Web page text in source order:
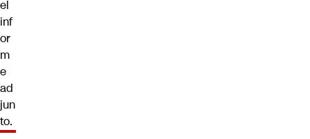
el
inf
or
m
e
ad
jun
to.